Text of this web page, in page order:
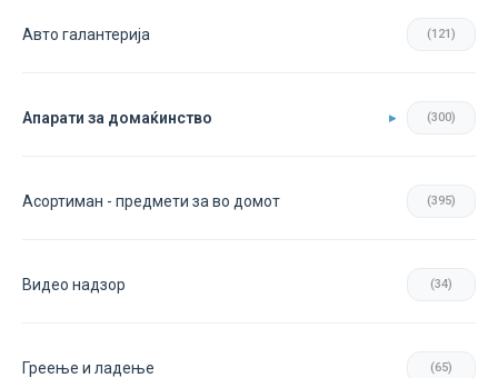
Авто галантерија (121)
Апарати за домаќинство (300)
Асортиман - предмети за во домот (395)
Видео надзор (34)
Греење и ладење (65)